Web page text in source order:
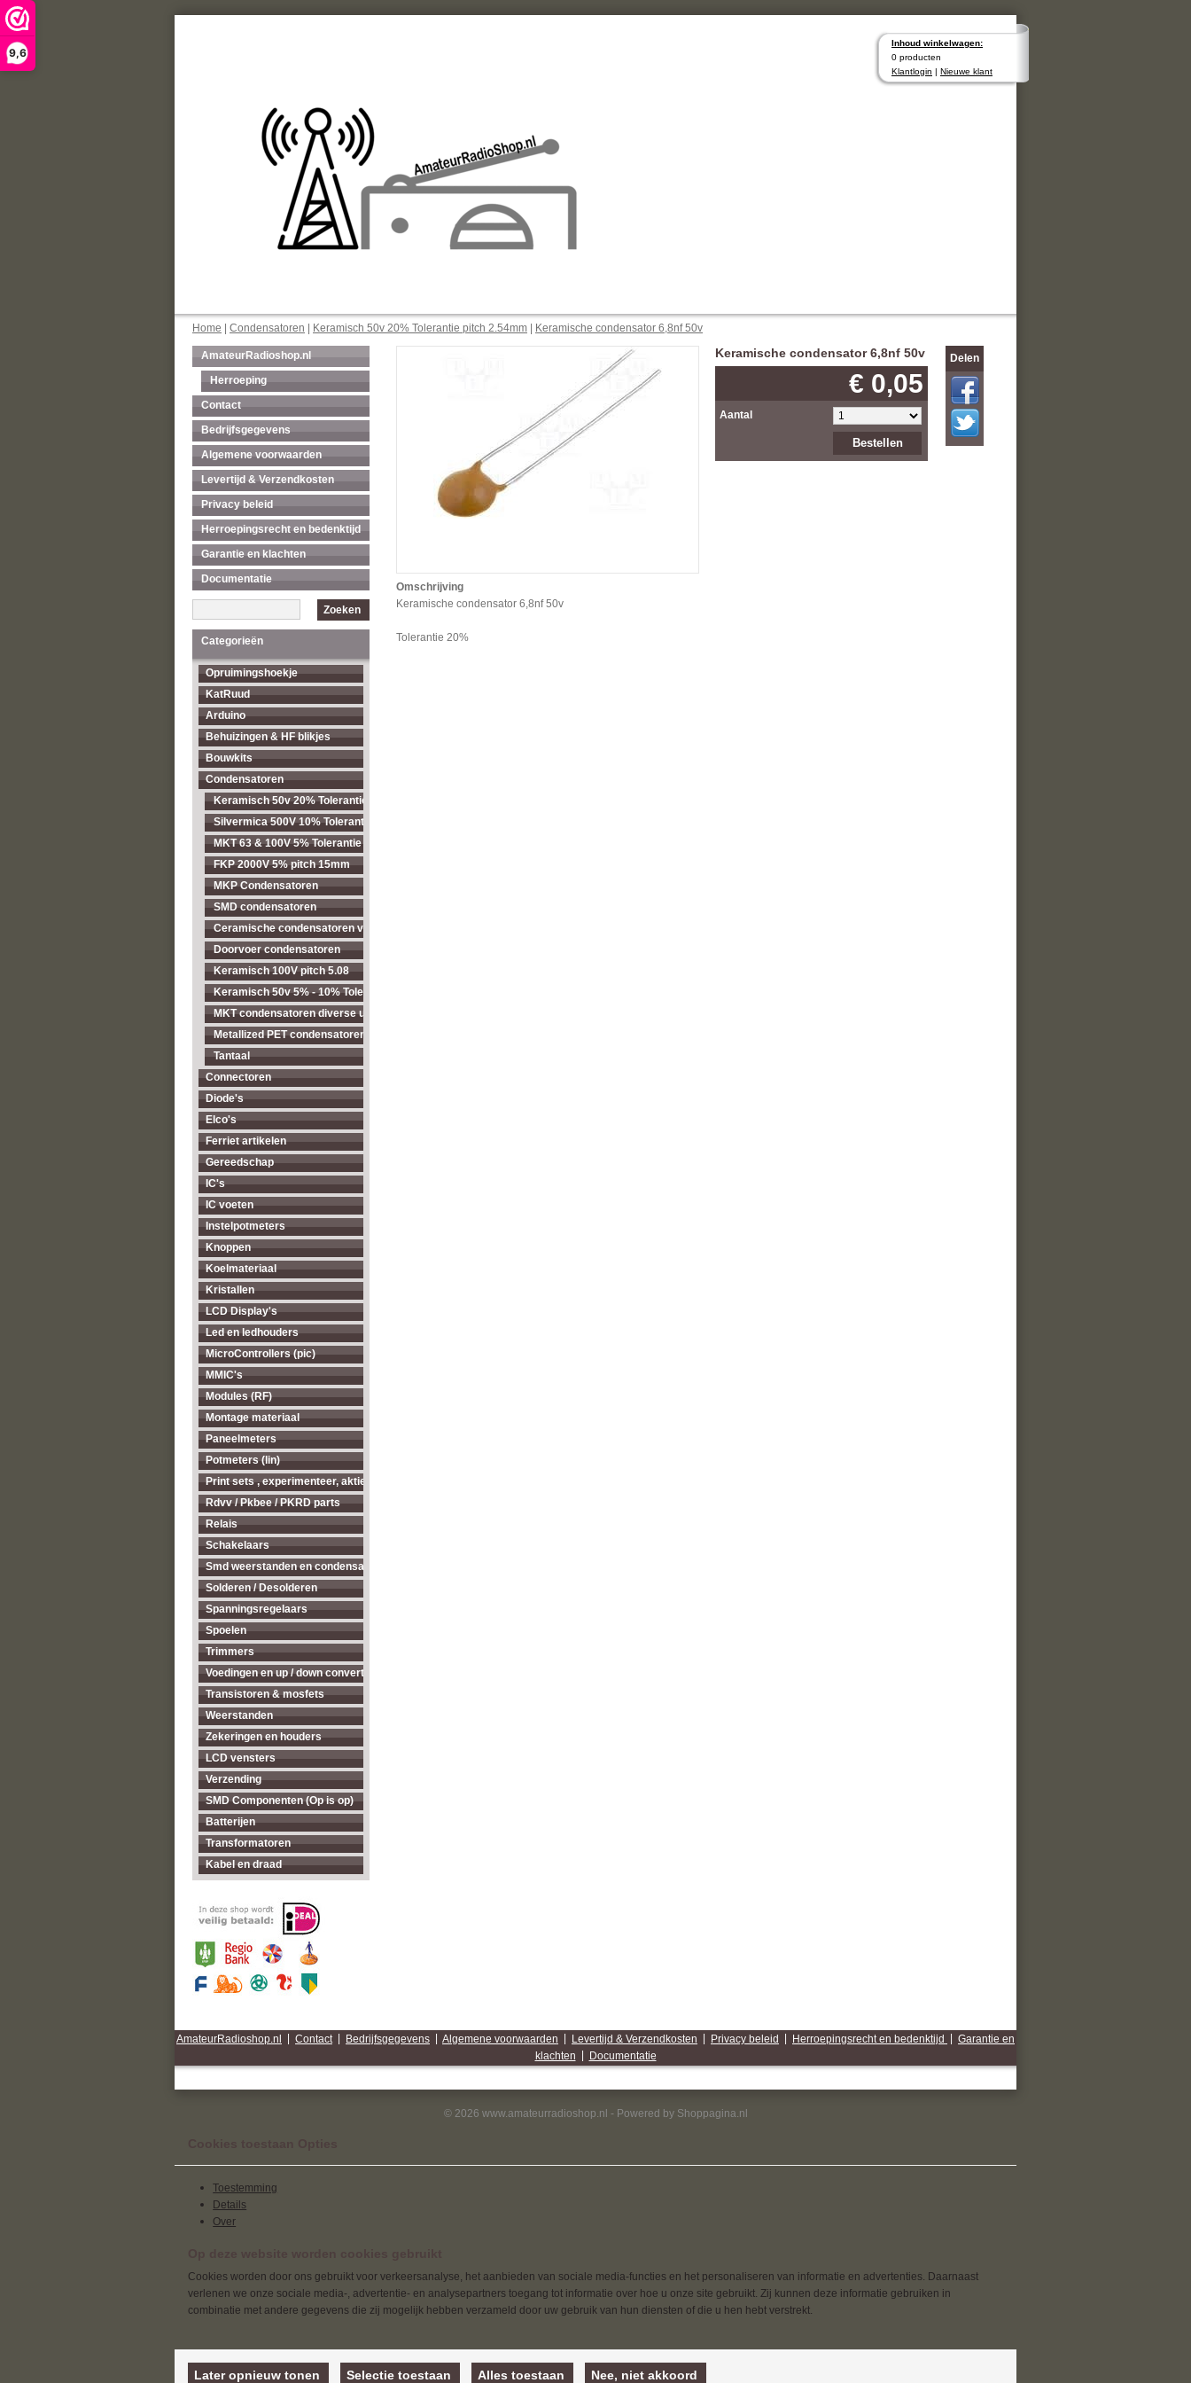
9,6
Inhoud winkelwagen:
0 producten
Klantlogin | Nieuwe klant
Home Condensatoren Keramisch 50v 20% Tolerantie pitch 2.54mm Keramische condensator 6,8nf 50v
AmateurRadioshop.nl
Herroeping
Contact
Bedrijfsgegevens
Algemene voorwaarden
Levertijd & Verzendkosten
Privacy beleid
Herroepingsrecht en bedenktijd
Garantie en klachten
Documentatie
Zoeken
Categorieën
Opruimingshoekje
KatRuud
Arduino
Behuizingen & HF blikjes
Bouwkits
Condensatoren
Keramisch 50v 20% Tolerantie pitch 2.54mm
Silvermica 500V 10% Tolerantie
MKT 63 & 100V 5% Tolerantie pitch 5.08mm
FKP 2000V 5% pitch 15mm
MKP Condensatoren
SMD condensatoren
Ceramische condensatoren voor hogere spanningen
Doorvoer condensatoren
Keramisch 100V pitch 5.08
Keramisch 50v 5% - 10% Tolerantie pitch 5.08mm
MKT condensatoren diverse uitvoeringen
Metallized PET condensatoren diverse uitvoeringen
Tantaal
Connectoren
Diode's
Elco's
Ferriet artikelen
Gereedschap
IC's
IC voeten
Instelpotmeters
Knoppen
Koelmateriaal
Kristallen
LCD Display's
Led en ledhouders
MicroControllers (pic)
MMIC's
Modules (RF)
Montage materiaal
Paneelmeters
Potmeters (lin)
Print sets , experimenteer, aktieve antenne's enz...
Rdvv / Pkbee / PKRD parts
Relais
Schakelaars
Smd weerstanden en condensatoren
Solderen / Desolderen
Spanningsregelaars
Spoelen
Trimmers
Voedingen en up / down converters
Transistoren & mosfets
Weerstanden
Zekeringen en houders
LCD vensters
Verzending
SMD Componenten (Op is op)
Batterijen
Transformatoren
Kabel en draad
Keramische condensator 6,8nf 50v
€ 0,05
Aantal
Bestellen
Delen
Omschrijving
Keramische condensator 6,8nf 50v
Tolerantie 20%
AmateurRadioshop.nl Contact Bedrijfsgegevens Algemene voorwaarden Levertijd & Verzendkosten Privacy beleid Herroepingsrecht en bedenktijd
Garantie en
klachten
Documentatie
© 2026 www.amateurradioshop.nl - Powered by Shoppagina.nl
Cookies toestaan Opties
Toestemming
Details
Over
Op deze website worden cookies gebruikt
Cookies worden door ons gebruikt voor verkeersanalyse, het aanbieden van sociale media-functies en het personaliseren van informatie en advertenties. Daarnaast
verlenen we onze sociale media-, advertentie- en analysepartners toegang tot informatie over hoe u onze site gebruikt. Zij kunnen deze informatie gebruiken in
combinatie met andere gegevens die zij mogelijk hebben verzameld door uw gebruik van hun diensten of die u hen hebt verstrekt.
Later opnieuw tonen Selectie toestaan Alles toestaan Nee, niet akkoord